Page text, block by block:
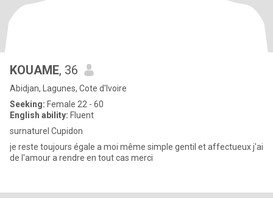
KOUAME, 36
Abidjan, Lagunes, Cote d'Ivoire
Seeking: Female 22 - 60
English ability: Fluent
surnaturel Cupidon
je reste toujours égale a moi même simple gentil et affectueux j'ai
de l'amour a rendre en tout cas merci